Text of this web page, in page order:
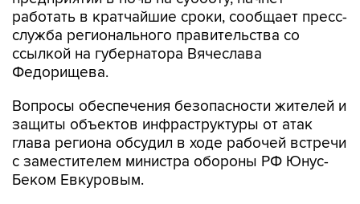
работать в кратчайшие сроки, сообщает пресс-
служба регионального правительства со
ссылкой на губернатора Вячеслава
Федорищева.
Вопросы обеспечения безопасности жителей и
защиты объектов инфраструктуры от атак
глава региона обсудил в ходе рабочей встречи
с заместителем министра обороны РФ Юнус-
Беком Евкуровым.